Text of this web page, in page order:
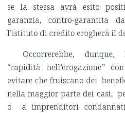
se la stessa avrà esito
garanzia, contro-garantita
l’istituto di credito erogherà il
Occorrerebbe,
“rapidità nell’erogazione”
evitare che fruiscano dei
nella maggior parte dei casi,
o a imprenditori